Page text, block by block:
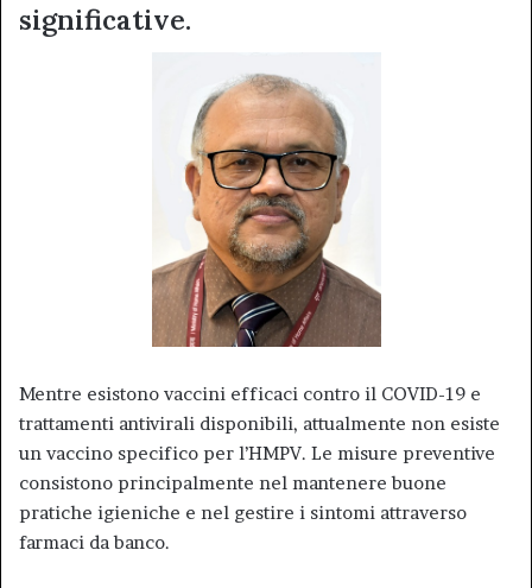
significative.
Mentre esistono vaccini efficaci contro il COVID-19 e
trattamenti antivirali disponibili, attualmente non esiste
un vaccino specifico per l’HMPV. Le misure preventive
consistono principalmente nel mantenere buone
pratiche igieniche e nel gestire i sintomi attraverso
farmaci da banco.